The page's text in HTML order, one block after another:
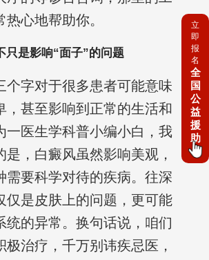
心地帮助你。
只是影响“面子”的问题
个字对于很多患者可能意味
，甚至影响到正常的生活和
一医生学科普小编小白，我
是，白癜风虽然影响美观，
需要科学对待的疾病。往深
仅是皮肤上的问题，更可能
统的异常。换句话说，咱们
极治疗，千万别讳疾忌医，
立
即
报
名
全
国
公
益
援
助